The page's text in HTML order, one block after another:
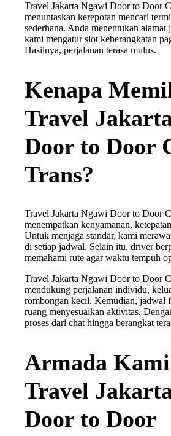
Travel Jakarta Ngawi Door to Door
menuntaskan kerepotan mencari
sederhana. Anda menentukan alamat
kami mengatur slot keberangkatan
Hasilnya, perjalanan terasa mulus.
Kenapa
Travel
Door to Door
Trans?
Travel Jakarta Ngawi Door to Door
menempatkan kenyamanan,
Untuk menjaga standar, kami
di setiap jadwal. Selain itu, driver
memahami rute agar waktu tempuh
Travel Jakarta Ngawi Door to Door
mendukung perjalanan individu,
rombongan kecil. Kemudian, jadwal
ruang menyesuaikan aktivitas.
proses dari chat hingga berangkat
Armada
Travel
Door to Door